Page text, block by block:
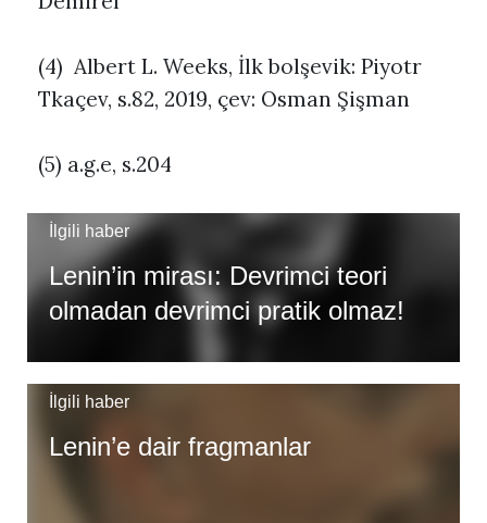
(4) Albert L. Weeks, İlk bolşevik: Piyotr
Tkaçev, s.82, 2019, çev: Osman Şişman
(5) a.g.e, s.204
İlgili haber
Lenin’in mirası: Devrimci teori
olmadan devrimci pratik olmaz!
İlgili haber
Lenin’e dair fragmanlar